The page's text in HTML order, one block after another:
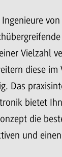
Vielzahl
diese im
Das
bietet
die
und